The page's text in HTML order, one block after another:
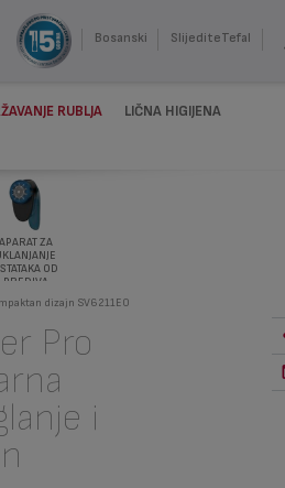
Bosanski SlijediteTefal
RUBLJA LIČNA HIGIJENA
APARAT ZA
OD
PREDIVA
dizajn SV6211E0
Pro
i